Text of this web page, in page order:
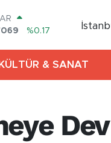
%0.17
%0.02
%64
KÜLTÜR & SANAT